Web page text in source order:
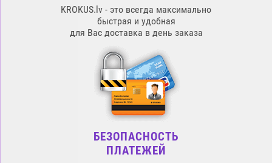
KROKUS.lv - это всегда максимально
быстрая и удобная
для Вас доставка в день заказа
БЕЗОПАСНОСТЬ
ПЛАТЕЖЕЙ